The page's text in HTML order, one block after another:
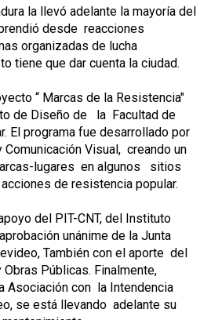
la llevó adelante la mayoría del
desde reacciones
organizadas de lucha
tiene que dar cuenta la ciudad.
“ Marcas de la Resistencia"
de Diseño de la Facultad de
El programa fue desarrollado por
Visual, creando un
lugares en algunos sitios
de resistencia popular.
del PIT-CNT, del Instituto
unánime de la Junta
También con el aporte del
Públicas. Finalmente,
Asociación con la Intendencia
se está llevando adelante su